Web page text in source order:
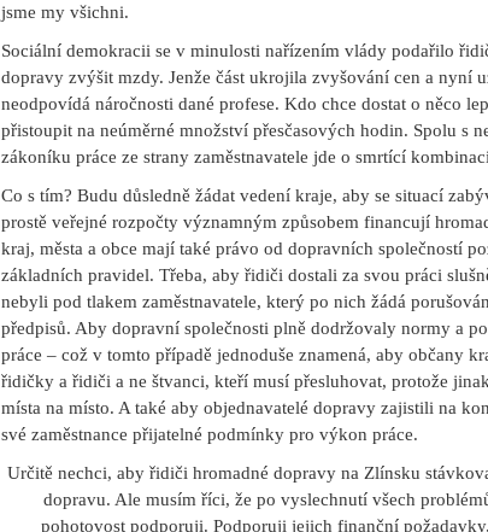
jsme my všichni.
Sociální demokracii se v minulosti nařízením vlády podařilo
dopravy zvýšit mzdy. Jenže část ukrojila zvyšování cen a nyní
neodpovídá náročnosti dané profese. Kdo chce dostat o něco
přistoupit na neúměrné množství přesčasových hodin. Spolu s
zákoníku práce ze strany zaměstnavatele jde o smrtící
Co s tím? Budu důsledně žádat vedení kraje, aby se situací
prostě veřejné rozpočty významným způsobem financují
kraj, města a obce mají také právo od dopravních společností
základních pravidel. Třeba, aby řidiči dostali za svou práci
nebyli pod tlakem zaměstnavatele, který po nich žádá
předpisů. Aby dopravní společnosti plně dodržovaly normy a
práce – což v tomto případě jednoduše znamená, aby občany
řidičky a řidiči a ne štvanci, kteří musí přesluhovat, protože
místa na místo. A také aby objednavatelé dopravy zajistili na
své zaměstnance přijatelné podmínky pro výkon práce.
Určitě nechci, aby řidiči hromadné dopravy na Zlínsku
dopravu. Ale musím říci, že po vyslechnutí všech
pohotovost podporuji. Podporuji jejich finanční